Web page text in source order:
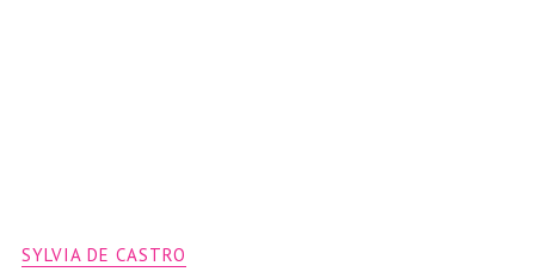
SYLVIA DE CASTRO